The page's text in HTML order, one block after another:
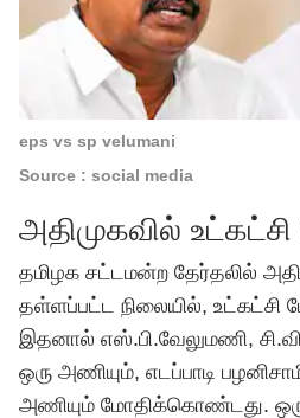
eps vs sp velumani
Source : social media
அதிமுகவில்
தமிழக சட்டமன்ற தேர்தலில்
தள்ளப்பட்ட நிலையில், உட்கட்சி
இதனால் எஸ்.பி.வேலுமணி,
ஒரு அணியும், எடப்பாடி
அணியும் மோதிக்கொண்டது.